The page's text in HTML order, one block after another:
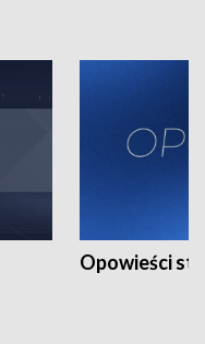
Opowieści